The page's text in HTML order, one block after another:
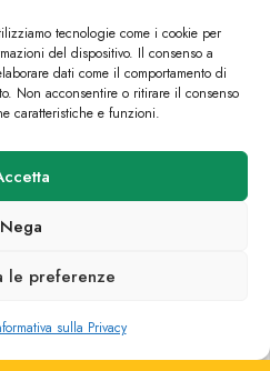
tecnologie come i cookie per
del dispositivo. Il consenso a
dati come il comportamento di
Non acconsentire o ritirare il consenso
caratteristiche e funzioni.
Nega
le preferenze
sulla Privacy
LAB
0